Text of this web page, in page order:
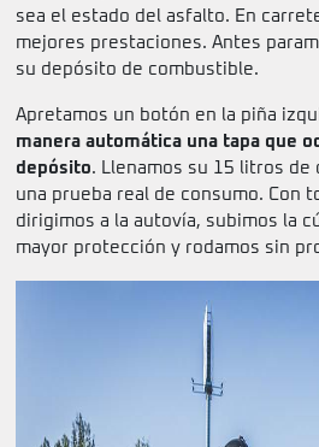
sea el estado del asfalto. En
mejores prestaciones. Antes
su depósito de combustible.
Apretamos un botón en la piña
manera automática una tapa que
depósito. Llenamos su 15 litros de
una prueba real de consumo. Con
dirigimos a la autovía, subimos la
mayor protección y rodamos sin